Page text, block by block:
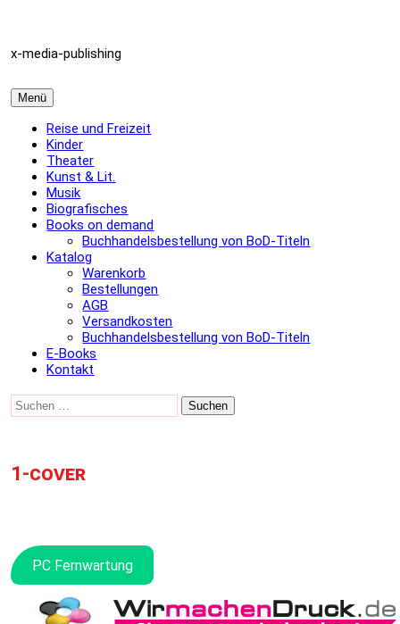
überspringen
x-media-publishing
Menü
Reise und Freizeit
Kinder
Theater
Kunst & Lit.
Musik
Biografisches
Books on demand
Buchhandelsbestellung von BoD-Titeln
Katalog
Warenkorb
Bestellungen
AGB
Versandkosten
Buchhandelsbestellung von BoD-Titeln
E-Books
Kontakt
Suchen
nach:
1-cover
PC Fernwartung